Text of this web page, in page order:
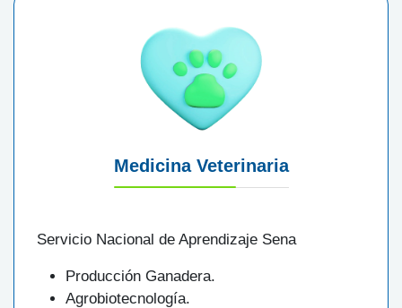
Medicina Veterinaria
Servicio Nacional de Aprendizaje Sena
Producción Ganadera.
Agrobiotecnología.